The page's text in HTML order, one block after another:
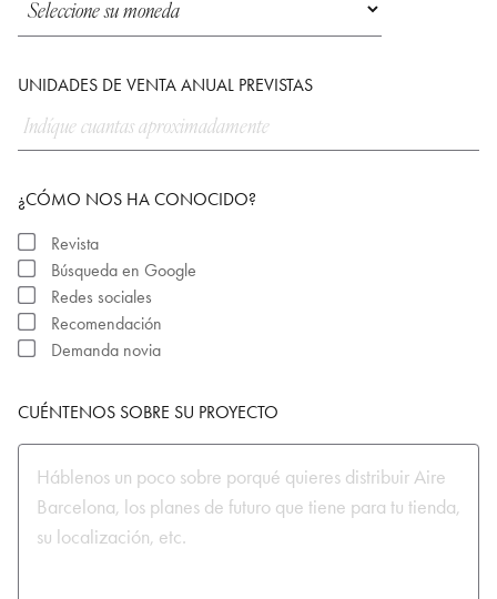
UNIDADES DE VENTA ANUAL PREVISTAS
¿CÓMO NOS HA CONOCIDO?
Revista
Búsqueda en Google
Redes sociales
Recomendación
Demanda novia
CUÉNTENOS SOBRE SU PROYECTO